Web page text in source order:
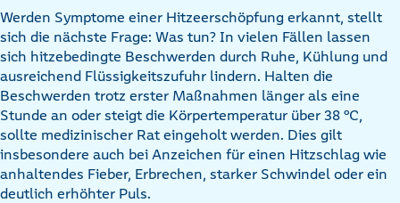
Werden Symptome einer Hitzeerschöpfung erkannt, stellt
sich die nächste Frage: Was tun? In vielen Fällen lassen
sich hitzebedingte Beschwerden durch Ruhe, Kühlung und
ausreichend Flüssigkeitszufuhr lindern. Halten die
Beschwerden trotz erster Maßnahmen länger als eine
Stunde an oder steigt die Körpertemperatur über 38 °C,
sollte medizinischer Rat eingeholt werden. Dies gilt
insbesondere auch bei Anzeichen für einen Hitzschlag wie
anhaltendes Fieber, Erbrechen, starker Schwindel oder ein
deutlich erhöhter Puls.